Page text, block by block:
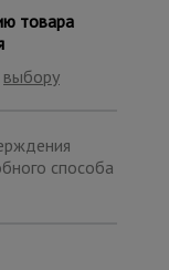
товара
выбору
способа